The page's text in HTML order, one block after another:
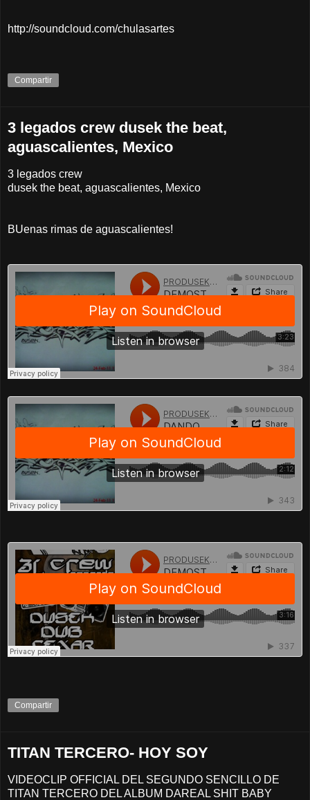
http://soundcloud.com/chulasartes
Compartir
3 legados crew dusek the beat,
aguascalientes, Mexico
3 legados crew
dusek the beat, aguascalientes, Mexico
BUenas rimas de aguascalientes!
Compartir
TITAN TERCERO- HOY SOY
VIDEOCLIP OFFICIAL DEL SEGUNDO SENCILLO DE
TITAN TERCERO DEL ALBUM DAREAL SHIT BABY